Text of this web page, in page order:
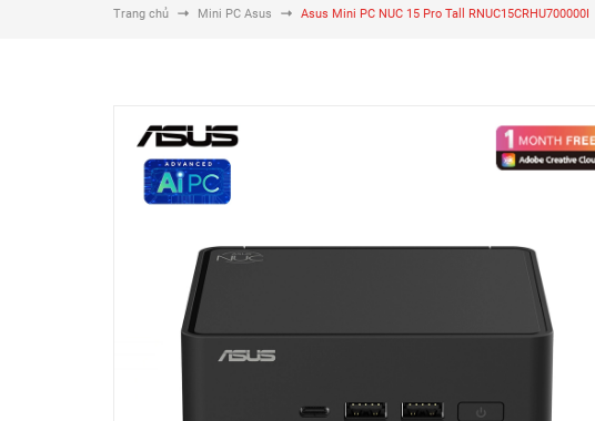
Trang chủ Mini PC Asus Asus Mini PC NUC 15 Pro Tall RNUC15CRHU700000I